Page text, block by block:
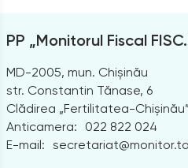
PP „Monitorul Fiscal
MD-2005, mun. Chișinău
str. Constantin Tănase, 6
Clădirea „Fertilitatea-
Anticamera:
022 822 024
E-mail: